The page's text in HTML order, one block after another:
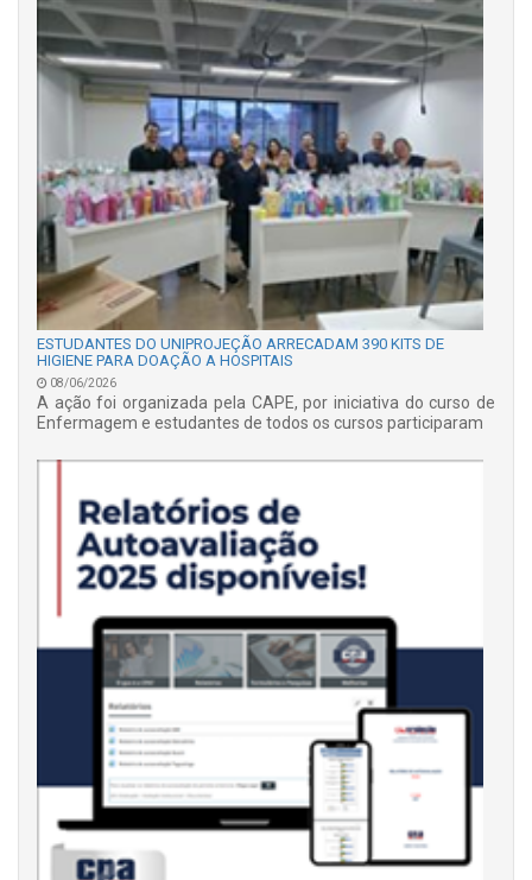
ESTUDANTES DO UNIPROJEÇÃO ARRECADAM 390 KITS DE
HIGIENE PARA DOAÇÃO A HOSPITAIS
08/06/2026
A ação foi organizada pela CAPE, por iniciativa do curso de
Enfermagem e estudantes de todos os cursos participaram